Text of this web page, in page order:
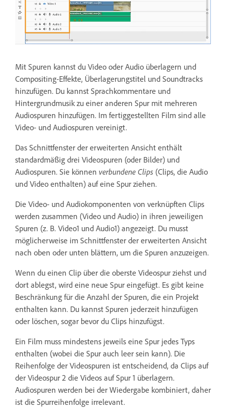
Mit Spuren kannst du Video oder Audio überlagern und
Compositing-Effekte, Überlagerungstitel und Soundtracks
hinzufügen. Du kannst Sprachkommentare und
Hintergrundmusik zu einer anderen Spur mit mehreren
Audiospuren hinzufügen. Im fertiggestellten Film sind alle
Video- und Audiospuren vereinigt.
Das Schnittfenster der erweiterten Ansicht enthält
standardmäßig drei Videospuren (oder Bilder) und
Audiospuren. Sie können verbundene Clips (Clips, die Audio
und Video enthalten) auf eine Spur ziehen.
Die Video- und Audiokomponenten von verknüpften Clips
werden zusammen (Video und Audio) in ihren jeweiligen
Spuren (z. B. Video1 und Audio1) angezeigt. Du musst
möglicherweise im Schnittfenster der erweiterten Ansicht
nach oben oder unten blättern, um die Spuren anzuzeigen.
Wenn du einen Clip über die oberste Videospur ziehst und
dort ablegst, wird eine neue Spur eingefügt. Es gibt keine
Beschränkung für die Anzahl der Spuren, die ein Projekt
enthalten kann. Du kannst Spuren jederzeit hinzufügen
oder löschen, sogar bevor du Clips hinzufügst.
Ein Film muss mindestens jeweils eine Spur jedes Typs
enthalten (wobei die Spur auch leer sein kann). Die
Reihenfolge der Videospuren ist entscheidend, da Clips auf
der Videospur 2 die Videos auf Spur 1 überlagern.
Audiospuren werden bei der Wiedergabe kombiniert, daher
ist die Spurreihenfolge irrelevant.